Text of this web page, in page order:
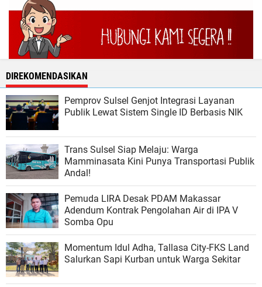
DIREKOMENDASIKAN
Pemprov Sulsel Genjot Integrasi Layanan
Publik Lewat Sistem Single ID Berbasis NIK
Trans Sulsel Siap Melaju: Warga
Mamminasata Kini Punya Transportasi Publik
Andal!
Pemuda LIRA Desak PDAM Makassar
Adendum Kontrak Pengolahan Air di IPA V
Somba Opu
Momentum Idul Adha, Tallasa City-FKS Land
Salurkan Sapi Kurban untuk Warga Sekitar